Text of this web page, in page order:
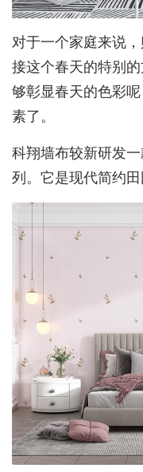
对于一个家庭来说
接这个春天的特别
够彰显春天的色彩
素了。
科翔墙布较新研发
列。它是现代简约田